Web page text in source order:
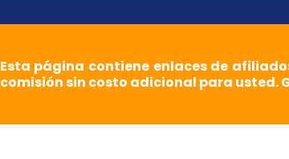
Esta página contiene enlaces de
comisión sin costo adicional para usted.